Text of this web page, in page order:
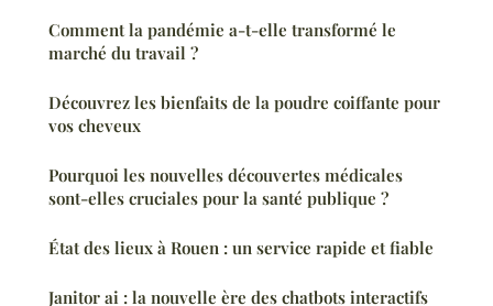
Comment la pandémie a-t-elle transformé le
marché du travail ?
Découvrez les bienfaits de la poudre coiffante pour
vos cheveux
Pourquoi les nouvelles découvertes médicales
sont-elles cruciales pour la santé publique ?
État des lieux à Rouen : un service rapide et fiable
Janitor ai : la nouvelle ère des chatbots interactifs